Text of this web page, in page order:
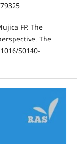
FP. The
The
S0140-